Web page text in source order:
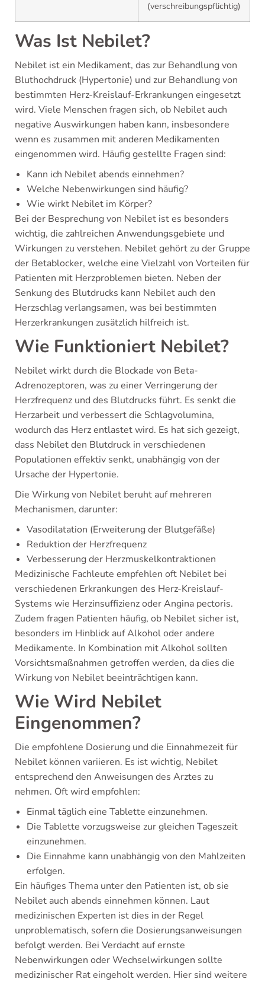
(verschreibungspflichtig)
Was Ist Nebilet?
Nebilet ist ein Medikament, das zur Behandlung von
Bluthochdruck (Hypertonie) und zur Behandlung von
bestimmten Herz-Kreislauf-Erkrankungen eingesetzt
wird. Viele Menschen fragen sich, ob Nebilet auch
negative Auswirkungen haben kann, insbesondere
wenn es zusammen mit anderen Medikamenten
eingenommen wird. Häufig gestellte Fragen sind:
Kann ich Nebilet abends einnehmen?
Welche Nebenwirkungen sind häufig?
Wie wirkt Nebilet im Körper?
Bei der Besprechung von Nebilet ist es besonders
wichtig, die zahlreichen Anwendungsgebiete und
Wirkungen zu verstehen. Nebilet gehört zu der Gruppe
der Betablocker, welche eine Vielzahl von Vorteilen für
Patienten mit Herzproblemen bieten. Neben der
Senkung des Blutdrucks kann Nebilet auch den
Herzschlag verlangsamen, was bei bestimmten
Herzerkrankungen zusätzlich hilfreich ist.
Wie Funktioniert Nebilet?
Nebilet wirkt durch die Blockade von Beta-
Adrenozeptoren, was zu einer Verringerung der
Herzfrequenz und des Blutdrucks führt. Es senkt die
Herzarbeit und verbessert die Schlagvolumina,
wodurch das Herz entlastet wird. Es hat sich gezeigt,
dass Nebilet den Blutdruck in verschiedenen
Populationen effektiv senkt, unabhängig von der
Ursache der Hypertonie.
Die Wirkung von Nebilet beruht auf mehreren
Mechanismen, darunter:
Vasodilatation (Erweiterung der Blutgefäße)
Reduktion der Herzfrequenz
Verbesserung der Herzmuskelkontraktionen
Medizinische Fachleute empfehlen oft Nebilet bei
verschiedenen Erkrankungen des Herz-Kreislauf-
Systems wie Herzinsuffizienz oder Angina pectoris.
Zudem fragen Patienten häufig, ob Nebilet sicher ist,
besonders im Hinblick auf Alkohol oder andere
Medikamente. In Kombination mit Alkohol sollten
Vorsichtsmaßnahmen getroffen werden, da dies die
Wirkung von Nebilet beeinträchtigen kann.
Wie Wird Nebilet
Eingenommen?
Die empfohlene Dosierung und die Einnahmezeit für
Nebilet können variieren. Es ist wichtig, Nebilet
entsprechend den Anweisungen des Arztes zu
nehmen. Oft wird empfohlen:
Einmal täglich eine Tablette einzunehmen.
Die Tablette vorzugsweise zur gleichen Tageszeit
einzunehmen.
Die Einnahme kann unabhängig von den Mahlzeiten
erfolgen.
Ein häufiges Thema unter den Patienten ist, ob sie
Nebilet auch abends einnehmen können. Laut
medizinischen Experten ist dies in der Regel
unproblematisch, sofern die Dosierungsanweisungen
befolgt werden. Bei Verdacht auf ernste
Nebenwirkungen oder Wechselwirkungen sollte
medizinischer Rat eingeholt werden. Hier sind weitere